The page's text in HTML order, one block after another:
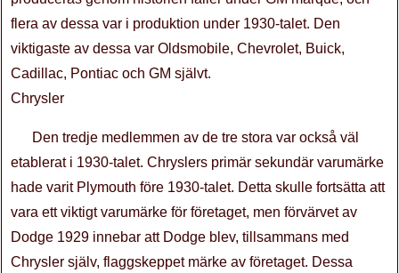
flera av dessa var i produktion under 1930-talet. Den
viktigaste av dessa var Oldsmobile, Chevrolet, Buick,
Cadillac, Pontiac och GM självt.
Chrysler
Den tredje medlemmen av de tre stora var också väl
etablerat i 1930-talet. Chryslers primär sekundär varumärke
hade varit Plymouth före 1930-talet. Detta skulle fortsätta att
vara ett viktigt varumärke för företaget, men förvärvet av
Dodge 1929 innebar att Dodge blev, tillsammans med
Chrysler själv, flaggskeppet märke av företaget. Dessa